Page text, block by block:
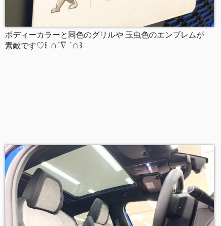
ボディーカラーと同色のグリルや 玉虫色のエンブレムが
素敵です♡꒰ ∩´∇ `∩꒱